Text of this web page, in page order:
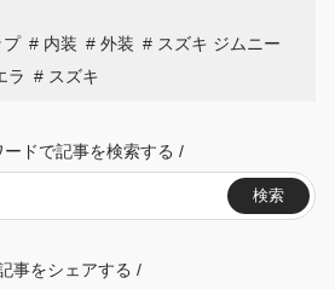
内装 外装
スズキ ジムニー
ラ
スズキ
ードで記事を検索する /
検索
事をシェアする /